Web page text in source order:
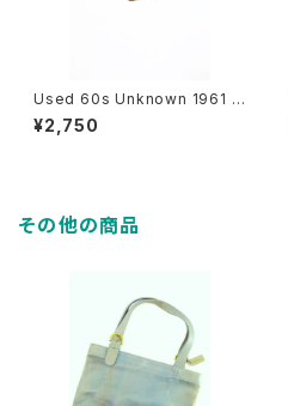
Used 60s Unknown 1961 B
rass Dog tag 古着
¥2,750
その他の商品